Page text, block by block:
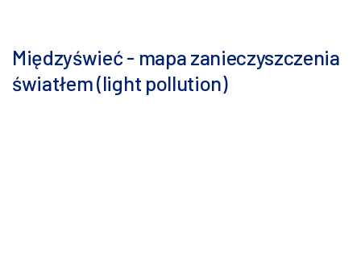
Międzyświeć - mapa zanieczyszczenia
światłem (light pollution)